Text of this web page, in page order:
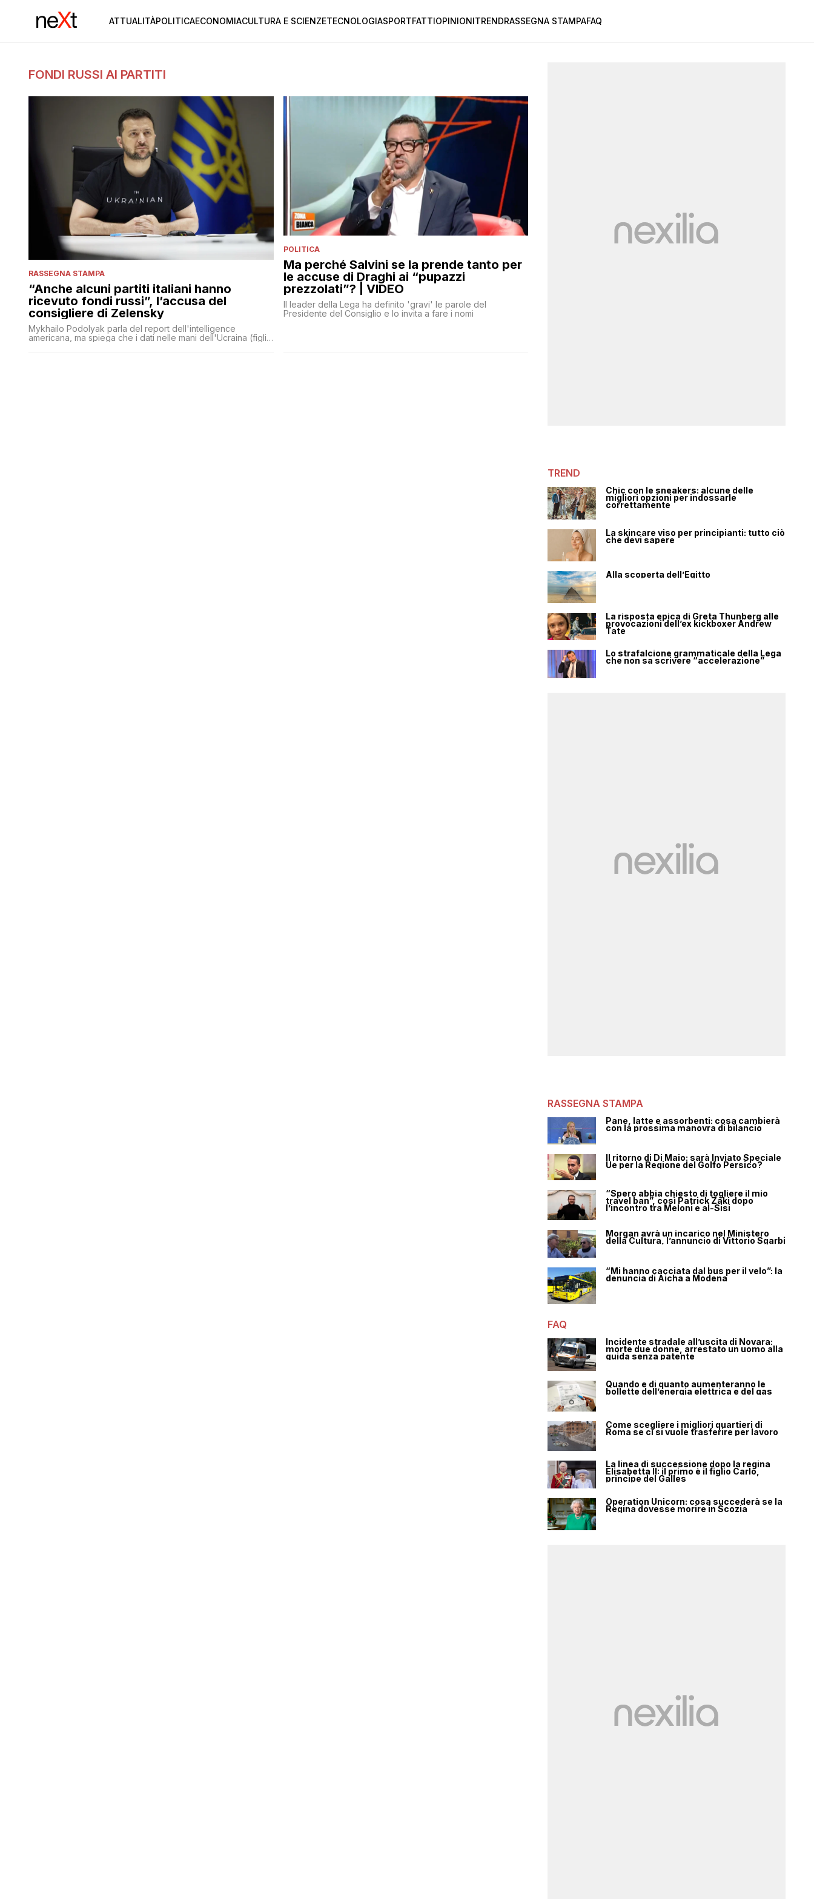
ATTUALITÀPOLITICAECONOMIACULTURA E SCIENZETECNOLOGIASPORTFATTIOPINIONITRENDRASSEGNA STAMPAFAQ
FONDI RUSSI AI PARTITI
RASSEGNA STAMPA
“Anche alcuni partiti italiani hanno
ricevuto fondi russi”, l’accusa del
consigliere di Zelensky
Mykhailo Podolyak parla del report dell'intelligence
americana, ma spiega che i dati nelle mani dell'Ucraina (figli
POLITICA
Ma perché Salvini se la prende tanto per
le accuse di Draghi ai “pupazzi
prezzolati”? | VIDEO
Il leader della Lega ha definito 'gravi' le parole del
Presidente del Consiglio e lo invita a fare i nomi
TREND
Chic con le sneakers: alcune delle
migliori opzioni per indossarle
correttamente
La skincare viso per principianti: tutto ciò
che devi sapere
Alla scoperta dell’Egitto
La risposta epica di Greta Thunberg alle
provocazioni dell’ex kickboxer Andrew
Tate
Lo strafalcione grammaticale della Lega
che non sa scrivere “accelerazione”
RASSEGNA STAMPA
Pane, latte e assorbenti: cosa cambierà
con la prossima manovra di bilancio
Il ritorno di Di Maio: sarà Inviato Speciale
Ue per la Regione del Golfo Persico?
“Spero abbia chiesto di togliere il mio
travel ban”, così Patrick Zaki dopo
l’incontro tra Meloni e al-Sisi
Morgan avrà un incarico nel Ministero
della Cultura, l’annuncio di Vittorio Sgarbi
“Mi hanno cacciata dal bus per il velo”: la
denuncia di Aicha a Modena
FAQ
Incidente stradale all’uscita di Novara:
morte due donne, arrestato un uomo alla
guida senza patente
Quando e di quanto aumenteranno le
bollette dell’energia elettrica e del gas
Come scegliere i migliori quartieri di
Roma se ci si vuole trasferire per lavoro
La linea di successione dopo la regina
Elisabetta II: il primo è il figlio Carlo,
principe del Galles
Operation Unicorn: cosa succederà se la
Regina dovesse morire in Scozia